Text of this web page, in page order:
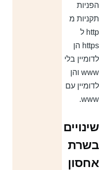
מ
http ל
https הן
בלי
www והן
עם